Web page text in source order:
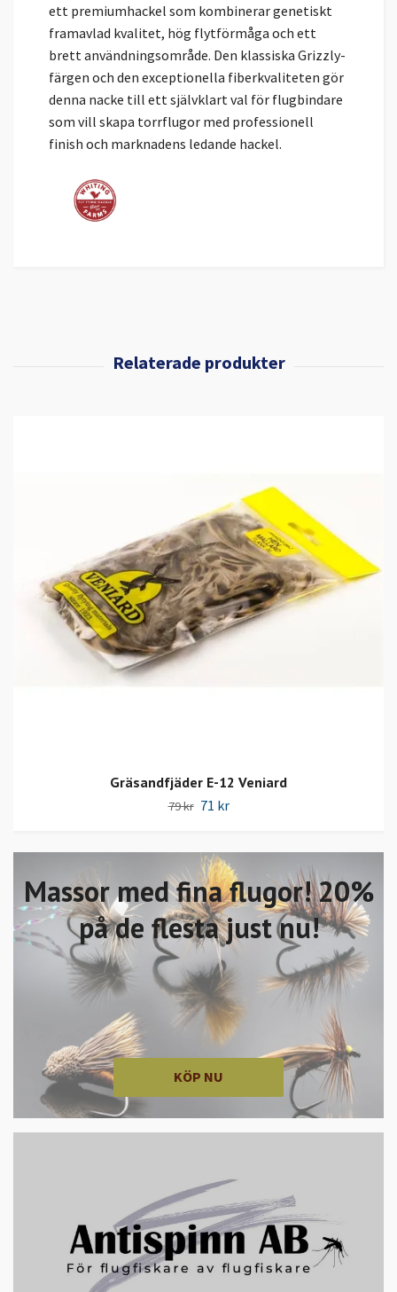
Massor med fina flugor! 20%
på de flesta just nu!
KÖP NU
ett premiumhackel som kombinerar genetiskt
framavlad kvalitet, hög flytförmåga och ett
brett användningsområde. Den klassiska Grizzly-
färgen och den exceptionella fiberkvaliteten gör
denna nacke till ett självklart val för flugbindare
som vill skapa torrflugor med professionell
finish och marknadens ledande hackel.
Gräsandfjäder E-12 Veniard
79 kr 71 kr